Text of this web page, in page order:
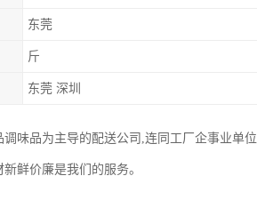
东莞
斤
东莞 深圳
味品为主导的配送公司,连同工厂企事业单位
鲜价廉是我们的服务。